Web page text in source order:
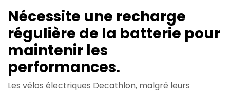
Nécessite une recharge
régulière de la batterie pour
maintenir les
performances.
Les vélos électriques Decathlon, malgré leurs